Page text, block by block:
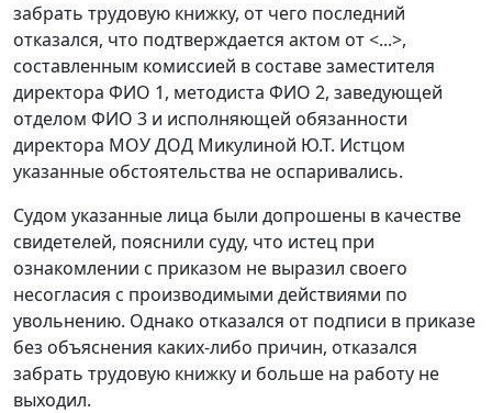
забрать трудовую книжку, от чего последний
отказался, что подтверждается актом от <...>,
составленным комиссией в составе заместителя
директора ФИО 1, методиста ФИО 2, заведующей
отделом ФИО 3 и исполняющей обязанности
директора МОУ ДОД Микулиной Ю.Т. Истцом
указанные обстоятельства не оспаривались.
Судом указанные лица были допрошены в качестве
свидетелей, пояснили суду, что истец при
ознакомлении с приказом не выразил своего
несогласия с производимыми действиями по
увольнению. Однако отказался от подписи в приказе
без объяснения каких-либо причин, отказался
забрать трудовую книжку и больше на работу не
выходил.